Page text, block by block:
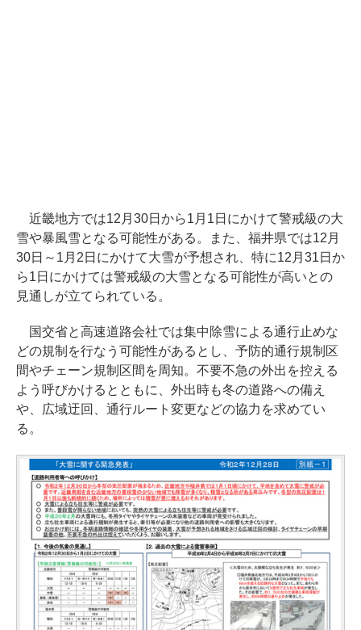
近畿地方では12月30日から1月1日にかけて警戒級の大
雪や暴風雪となる可能性がある。また、福井県では12月
30日～1月2日にかけて大雪が予想され、特に12月31日か
ら1日にかけては警戒級の大雪となる可能性が高いとの
見通しが立てられている。
国交省と高速道路会社では集中除雪による通行止めな
どの規制を行なう可能性があるとし、予防的通行規制区
間やチェーン規制区間を周知。不要不急の外出を控える
よう呼びかけるとともに、外出時も冬の道路への備え
や、広域迂回、通行ルート変更などの協力を求めてい
る。